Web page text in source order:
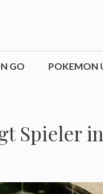
GO POKEMON
Spieler